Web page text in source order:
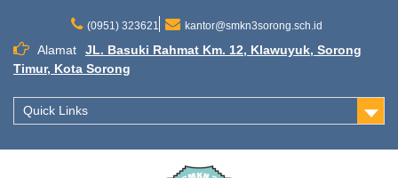
content
(0951) 323621 kantor@smkn3sorong.sch.id
Alamat
JL. Basuki Rahmat Km. 12, Klawuyuk, Sorong
Timur, Kota Sorong
Quick Links